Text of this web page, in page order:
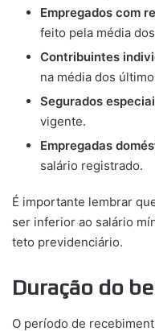
Empregados com
feito pela média
Contribuintes
na média dos
Segurados
vigente.
Empregadas
salário registrado.
É importante lembrar
ser inferior ao salário
teto previdenciário.
Duração do
O período de